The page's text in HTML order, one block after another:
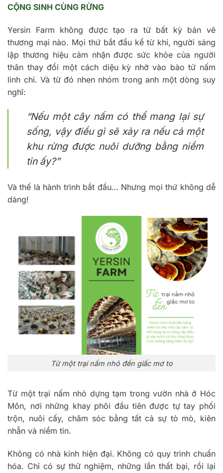
CỘNG SINH CÙNG RỪNG
Yersin Farm không được tạo ra từ bất kỳ bản vẽ
thương mại nào. Mọi thứ bắt đầu kể từ khi, người sáng
lập thương hiệu cảm nhận được sức khỏe của người
thân thay đổi một cách diệu kỳ nhờ vào bào tử nấm
linh chi. Và từ đó nhen nhóm trong anh một dòng suy
nghĩ:
“Nếu một cây nấm có thể mang lại sự
sống, vậy điều gì sẽ xảy ra nếu cả một
khu rừng được nuôi dưỡng bằng niềm
tin ấy?”
Và thế là hành trình bắt đầu… Nhưng mọi thứ không dễ
dàng!
Từ một trại nấm nhỏ đến giấc mơ to
Từ một trại nấm nhỏ dựng tạm trong vườn nhà ở Hóc
Môn, nơi những khay phôi đầu tiên được tự tay phối
trộn, nuôi cấy, chăm sóc bằng tất cả sự tò mò, kiên
nhẫn và niềm tin.
Không có nhà kính hiện đại. Không có quy trình chuẩn
hóa. Chỉ có sự thử nghiệm, những lần thất bại, rồi lại